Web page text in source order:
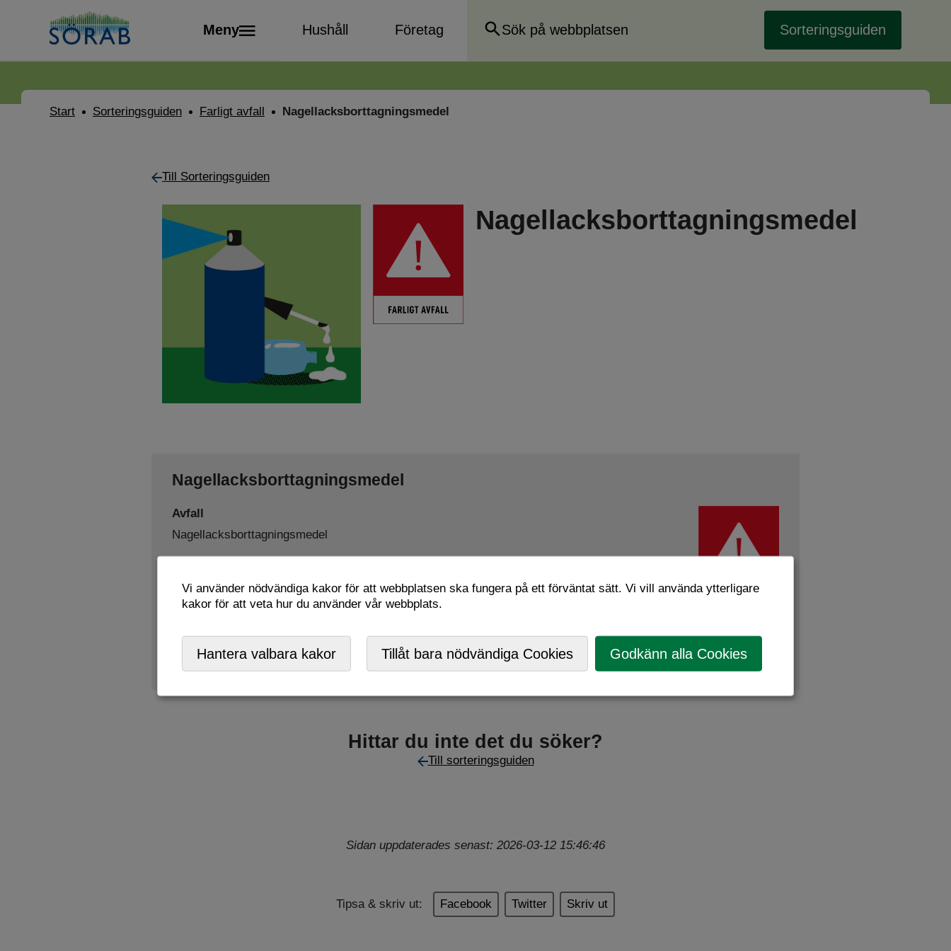
Meny Hushåll Företag Sorteringsguiden
Start Sorteringsguiden Farligt avfall Nagellacksborttagningsmedel
Till Sorteringsguiden
Nagellacksborttagningsmedel
Nagellacksborttagningsmedel
Avfall
Nagellacksborttagningsmedel
Farligt avfall
Hittar du inte det du söker?
Till sorteringsguiden
Sidan uppdaterades senast: 2026-03-12 15:46:46
Tipsa & skriv ut: Facebook Twitter Skriv ut
Vi använder nödvändiga kakor för att webbplatsen ska fungera på ett förväntat sätt. Vi vill använda ytterligare
kakor för att veta hur du använder vår webbplats.
Hantera valbara kakor Tillåt bara nödvändiga Cookies Godkänn alla Cookies